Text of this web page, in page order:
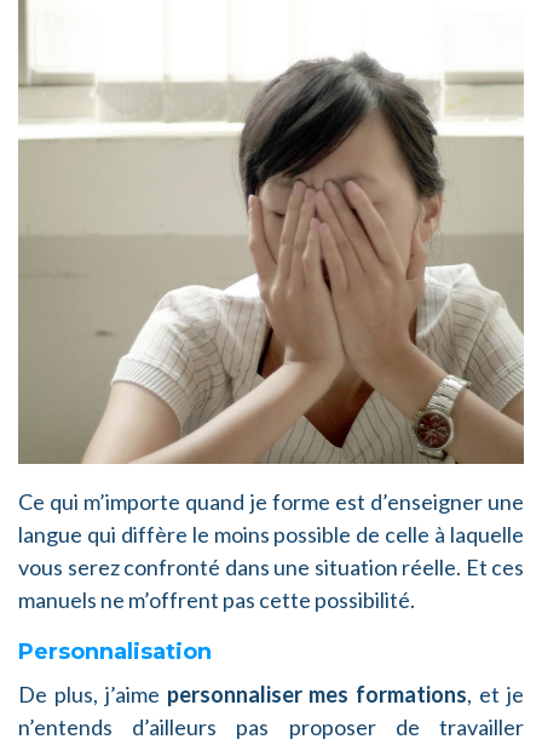
Ce qui m’importe quand je forme est d’enseigner une
langue qui diffère le moins possible de celle à laquelle
vous serez confronté dans une situation réelle. Et ces
manuels ne m’offrent pas cette possibilité.
Personnalisation
De plus, j’aime personnaliser mes formations, et je
n’entends d’ailleurs pas proposer de travailler